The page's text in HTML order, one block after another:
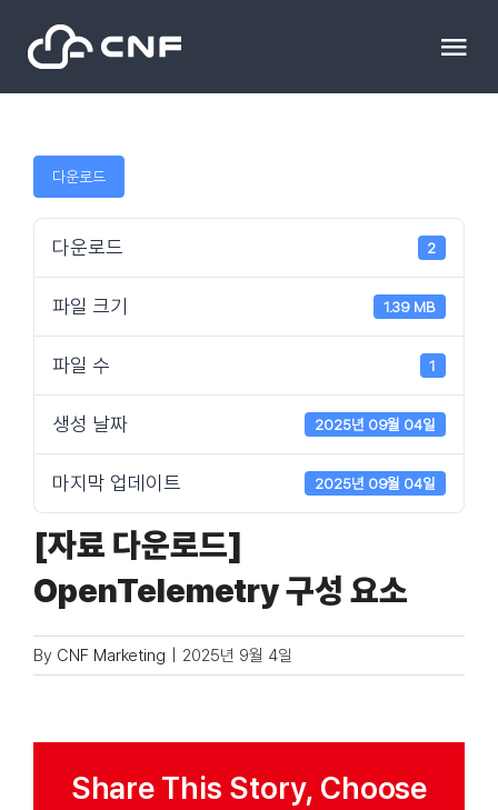
content
Community
News
Resource
블로그
Taxonomies
Search
for:
다운로드
다운로드 2
파일 크기 1.39 MB
파일 수 1
생성 날짜 2025년 09월 04일
마지막 업데이트 2025년 09월 04일
[자료 다운로드]
OpenTelemetry 구성 요소
By CNF Marketing 2025년 9월 4일
Share This Story, Choose